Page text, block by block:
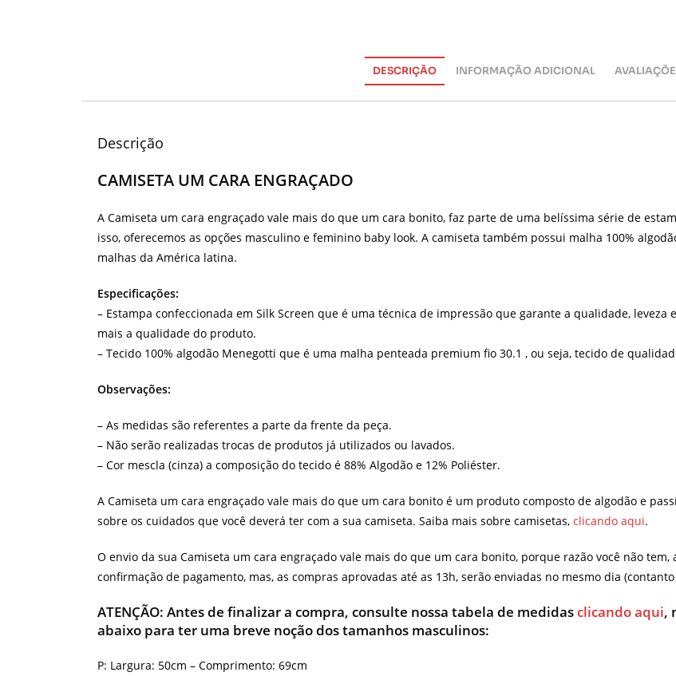
DESCRIÇÃO INFORMAÇÃO ADICIONAL
Descrição
CAMISETA UM CARA ENGRAÇADO
A Camiseta um cara engraçado vale mais do que um cara bonito, faz parte de uma belíssima série de
isso, oferecemos as opções masculino e feminino baby look. A camiseta também possui malha 100%
malhas da América latina.
Especificações:
– Estampa confeccionada em Silk Screen que é uma técnica de impressão que garante a qualidade,
mais a qualidade do produto.
– Tecido 100% algodão Menegotti que é uma malha penteada premium fio 30.1 , ou seja, tecido de
Observações:
– As medidas são referentes a parte da frente da peça.
– Não serão realizadas trocas de produtos já utilizados ou lavados.
– Cor mescla (cinza) a composição do tecido é 88% Algodão e 12% Poliéster.
A Camiseta um cara engraçado vale mais do que um cara bonito é um produto composto de algodão e
sobre os cuidados que você deverá ter com a sua camiseta. Saiba mais sobre camisetas, clicando aqui.
O envio da sua Camiseta um cara engraçado vale mais do que um cara bonito, porque razão você não
confirmação de pagamento, mas, as compras aprovadas até as 13h, serão enviadas no mesmo dia
ATENÇÃO: Antes de finalizar a compra, consulte nossa tabela de medidasclicando aqui,
abaixo para ter uma breve noção dos tamanhos masculinos:
P: Largura: 50cm – Comprimento: 69cm